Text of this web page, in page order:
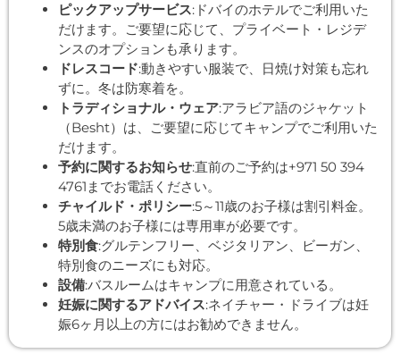
ピックアップサービス:ドバイのホテルでご利用いた
だけます。ご要望に応じて、プライベート・レジデ
ンスのオプションも承ります。
ドレスコード:動きやすい服装で、日焼け対策も忘れ
ずに。冬は防寒着を。
トラディショナル・ウェア:アラビア語のジャケット
（Besht）は、ご要望に応じてキャンプでご利用いた
だけます。
予約に関するお知らせ:直前のご予約は+971 50 394
4761までお電話ください。
チャイルド・ポリシー:5～11歳のお子様は割引料金。
5歳未満のお子様には専用車が必要です。
特別食:グルテンフリー、ベジタリアン、ビーガン、
特別食のニーズにも対応。
設備:バスルームはキャンプに用意されている。
妊娠に関するアドバイス:ネイチャー・ドライブは妊
娠6ヶ月以上の方にはお勧めできません。